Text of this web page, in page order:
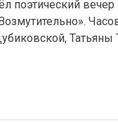
поэтический